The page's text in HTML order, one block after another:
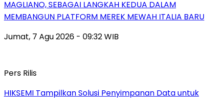
MAGLIANO, SEBAGAI LANGKAH KEDUA DALAM
MEMBANGUN PLATFORM MEREK MEWAH ITALIA BARU
Jumat, 7 Agu 2026 - 09:32 WIB
Pers Rilis
HIKSEMI Tampilkan Solusi Penyimpanan Data untuk